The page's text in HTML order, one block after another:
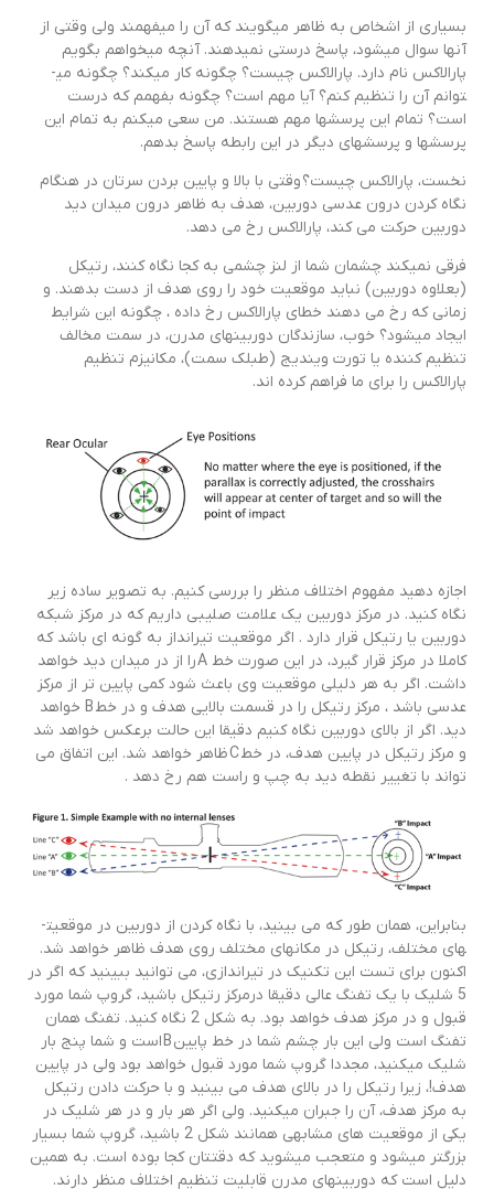
بسیاری از اشخاص به ظاهر می­گویند که آن را می­فهمند ولی وقتی از
آن­ها سوال می­شود، پاسخ درستی نمی­دهند. آنچه می­خواهم بگویم
پارالاکس نام دارد. پارالاکس چیست؟ چگونه کار می­کند؟ چگونه می­
توانم آن را تنظیم کنم؟ آیا مهم است؟ چگونه بفهمم که درست
است؟ تمام این پرسش­ها مهم هستند. من سعی می­کنم به تمام این
پرسش­ها و پرسش­های دیگر در این رابطه پاسخ بدهم.
نخست، پارالاکس چیست؟ وقتی با بالا و پایین بردن سرتان در هنگام
نگاه کردن درون عدسی دوربین، هدف به ظاهر درون میدان دید
دوربین حرکت می کند، پارالاکس رخ می دهد.
فرقی نمی­کند چشمان شما از لنز چشمی به کجا نگاه کنند، رتیکل
(بعلاوه دوربین) نباید موقعیت خود را روی هدف از دست بدهند. و
زمانی که رخ می دهند خطای پارالاکس رخ داده ، چگونه این شرایط
ایجاد می­شود؟ خوب، سازندگان دوربین­های مدرن، در سمت مخالف
تنظیم کننده یا تورت ویندیج (طبلک سمت)، مکانیزم تنظیم
پارالاکس را برای ما فراهم کرده ­اند.
اجازه دهید مفهوم اختلاف منظر را بررسی کنیم. به تصویر ساده زیر
نگاه کنید. در مرکز دوربین یک علامت صلیبی داریم که در مرکز شبکه
دوربین یا رتیکل قرار دارد . اگر موقعیت تیرانداز به گونه ای باشد که
کاملا در مرکز قرار گیرد، در این صورت خط A را از در میدان دید خواهد
داشت. اگر به هر دلیلی موقعیت وی باعث شود کمی پایین تر از مرکز
عدسی باشد ، مرکز رتیکل را در قسمت بالایی هدف و در خط B خواهد
دید. اگر از بالای دوربین نگاه کنیم دقیقا این حالت برعکس خواهد شد
و مرکز رتیکل در پایین هدف، در خط C ظاهر خواهد شد. این اتفاق می
تواند با تغییر نقطه دید به چپ و راست هم رخ دهد .
بنابراین، همان طور که می­ بینید، با نگاه کردن از دوربین در موقعیت­
های مختلف، رتیکل در مکان­های مختلف روی هدف ظاهر خواهد شد.
اکنون برای تست این تکنیک در تیراندازی، می­ توانید ببینید که اگر در
5 شلیک با یک تفنگ عالی دقیقا درمرکز رتیکل باشید، گروپ شما مورد
قبول و در مرکز هدف خواهد بود. به شکل 2 نگاه کنید. تفنگ همان
تفنگ است ولی این بار چشم شما در خط پایین B است و شما پنج بار
شلیک می­کنید، مجددا گروپ شما مورد قبول خواهد بود ولی در پایین
هدف!، زیرا رتیکل را در بالای هدف می­ بینید و با حرکت دادن رتیکل
به مرکز هدف، آن را جبران می­کنید. ولی اگر هر بار و در هر شلیک در
یکی از موقعیت های مشابهی همانند شکل 2 باشید، گروپ شما بسیار
بزرگ­تر می­شود و متعجب می­شوید که دقتتان کجا بوده است. به همین
دلیل است که دوربین­های مدرن قابلیت­ تنظیم اختلاف منظر دارند.